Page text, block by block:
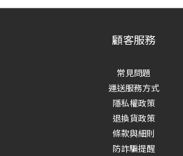
顧客服務
常見問題
運送服務方式
隱私權政策
退換貨政策
條款與細則
防詐騙提醒